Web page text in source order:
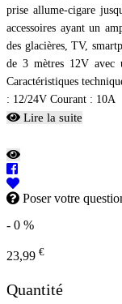
prise allume-cigare
accessoires ayant un
des glacières, TV,
de 3 mètres 12V avec
Caractéristiques
: 12/24V Courant : 10A
Lire la suite
Poser votre
- 0 %
23,99 €
Quantité